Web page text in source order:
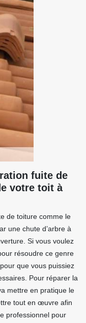
fuite de
votre toit à
de toiture comme le
une chute d’arbre à
Si vous voulez
résoudre ce genre
que vous puissiez
Pour réparer la
mettre en pratique le
tout en œuvre afin
professionnel pour